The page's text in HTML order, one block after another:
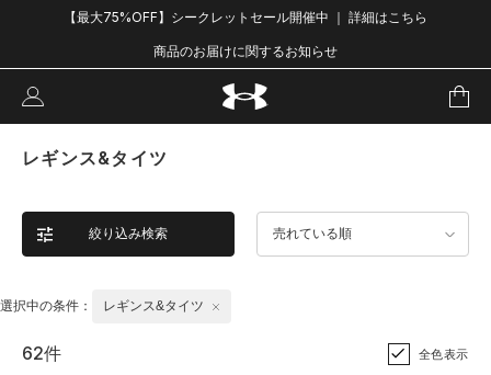
【最大75%OFF】シークレットセール開催中 ｜ 詳細はこちら
商品のお届けに関するお知らせ
レギンス&タイツ
絞り込み検索 売れている順
選択中の条件： レギンス&タイツ
62件 全色表示